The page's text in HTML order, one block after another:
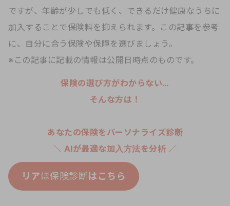
ですが、年齢が少しでも低く、できるだけ健康なうちに
加入することで保険料を抑えられます。この記事を参考
に、自分に合う保険や保障を選びましょう。
※この記事に記載の情報は公開日時点のものです。
保険の選び方がわからない…
そんな方は！
あなたの保険をパーソナライズ診断
＼ AIが最適な加入方法を分析 ／
リアほ保険診断はこちら